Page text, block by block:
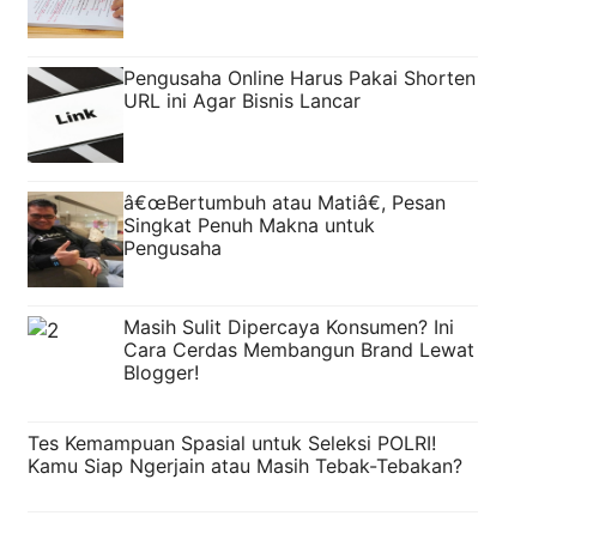
Pengusaha Online Harus Pakai Shorten
URL ini Agar Bisnis Lancar
â€œBertumbuh atau Matiâ€, Pesan
Singkat Penuh Makna untuk
Pengusaha
Masih Sulit Dipercaya Konsumen? Ini
Cara Cerdas Membangun Brand Lewat
Blogger!
Tes Kemampuan Spasial untuk Seleksi POLRI!
Kamu Siap Ngerjain atau Masih Tebak-Tebakan?